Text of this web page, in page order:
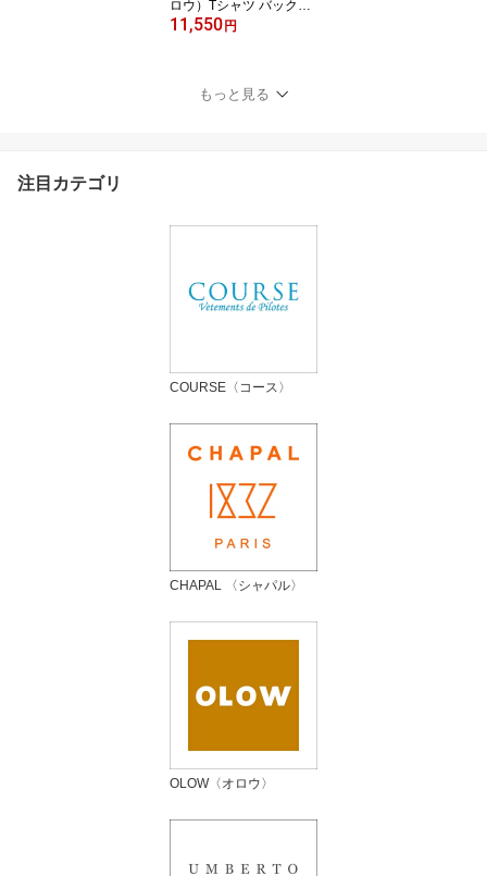
ロウ）Tシャツ バックプ
リント "blue Brière"イラ
シルエット Jasper Van G
estel ジャスパー・ヴァ
11,550 円
もっと見る
注目カテゴリ
COURSE〈コース〉
CHAPAL 〈シャパル〉
OLOW〈オロウ〉